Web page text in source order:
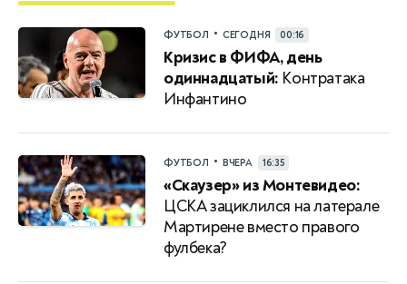
ФУТБОЛ • СЕГОДНЯ 00:16
Кризис в ФИФА, день
одиннадцатый: Контратака
Инфантино
ФУТБОЛ • ВЧЕРА 16:35
«Скаузер» из Монтевидео:
ЦСКА зациклился на латерале
Мартирене вместо правого
фулбека?